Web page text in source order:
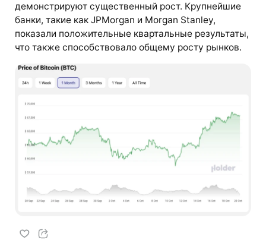
демонстрируют существенный рост. Крупнейшие
банки, такие как JPMorgan и Morgan Stanley,
показали положительные квартальные результаты,
что также способствовало общему росту рынков.